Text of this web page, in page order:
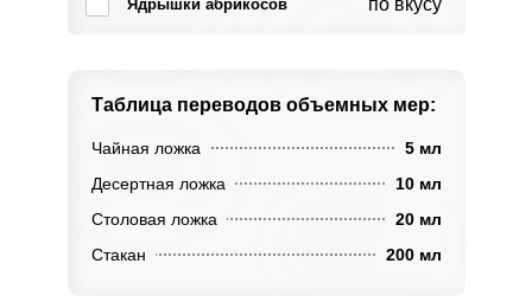
Ядрышки абрикосов по вкусу
Таблица переводов объемных мер:
Чайная ложка
5 мл
Десертная ложка
10 мл
Столовая ложка
20 мл
Стакан
200 мл